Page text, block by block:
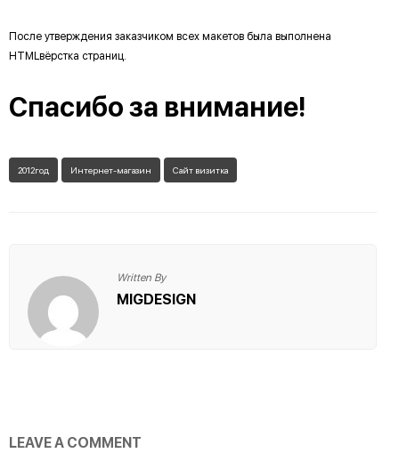
После утверждения заказчиком всех макетов была выполнена
HTMLвёрстка страниц.
Спасибо за внимание!
2012год Интернет-магазин Сайт визитка
Written By
MIGDESIGN
LEAVE A COMMENT